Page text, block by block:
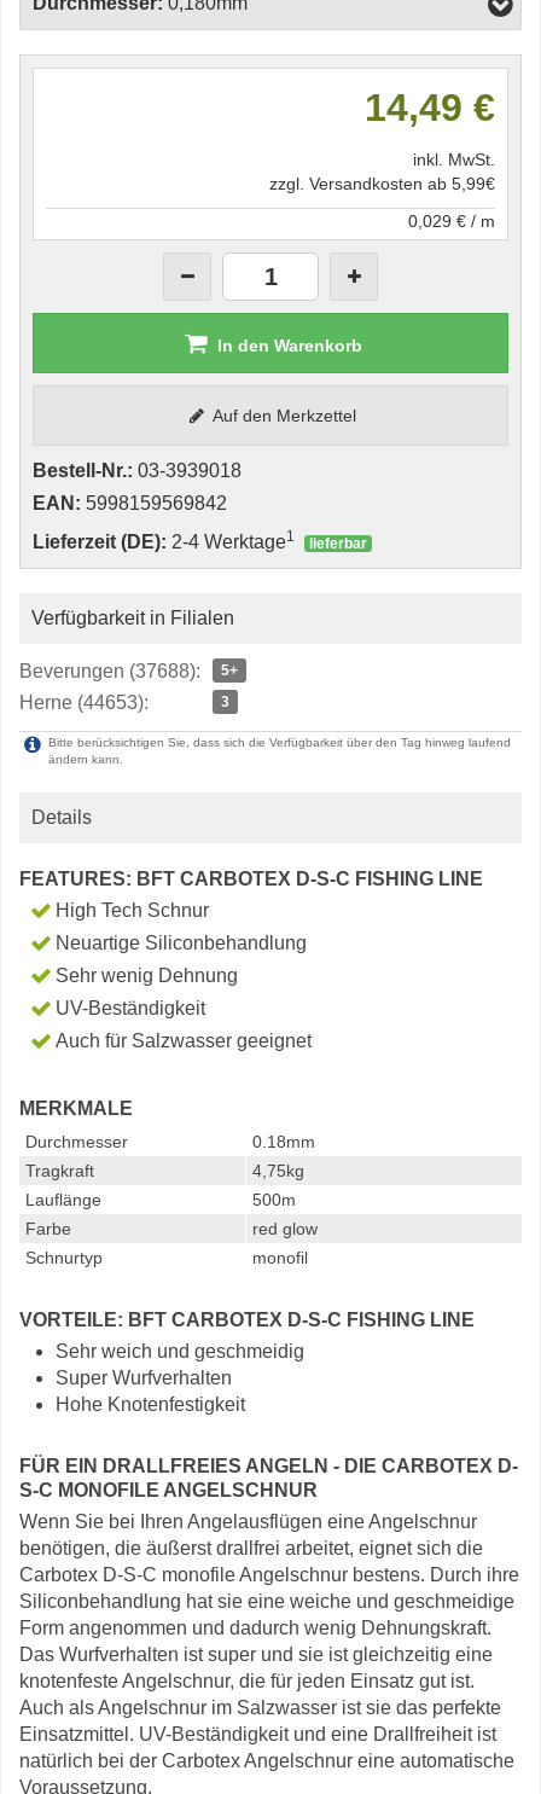
14,49 €
inkl. MwSt.
zzgl. Versandkosten ab 5,99€
0,029 € / m
In den Warenkorb
Auf den Merkzettel
Bestell-Nr.: 03-3939018
EAN: 5998159569842
Lieferzeit (DE): 2-4 Werktage1 lieferbar
Verfügbarkeit in Filialen
Beverungen (37688): 5+
Herne (44653): 3
Bitte berücksichtigen Sie, dass sich die Verfügbarkeit über den Tag hinweg laufend
ändern kann.
Details
FEATURES: BFT CARBOTEX D-S-C FISHING LINE
High Tech Schnur
Neuartige Siliconbehandlung
Sehr wenig Dehnung
UV-Beständigkeit
Auch für Salzwasser geeignet
MERKMALE
Durchmesser
0.18mm
Tragkraft
4,75kg
Lauflänge
500m
Farbe
red glow
Schnurtyp
monofil
VORTEILE: BFT CARBOTEX D-S-C FISHING LINE
Sehr weich und geschmeidig
Super Wurfverhalten
Hohe Knotenfestigkeit
FÜR EIN DRALLFREIES ANGELN - DIE CARBOTEX D-
S-C MONOFILE ANGELSCHNUR
Wenn Sie bei Ihren Angelausflügen eine Angelschnur
benötigen, die äußerst drallfrei arbeitet, eignet sich die
Carbotex D-S-C monofile Angelschnur bestens. Durch ihre
Siliconbehandlung hat sie eine weiche und geschmeidige
Form angenommen und dadurch wenig Dehnungskraft.
Das Wurfverhalten ist super und sie ist gleichzeitig eine
knotenfeste Angelschnur, die für jeden Einsatz gut ist.
Auch als Angelschnur im Salzwasser ist sie das perfekte
Einsatzmittel. UV-Beständigkeit und eine Drallfreiheit ist
natürlich bei der Carbotex Angelschnur eine automatische
Voraussetzung.